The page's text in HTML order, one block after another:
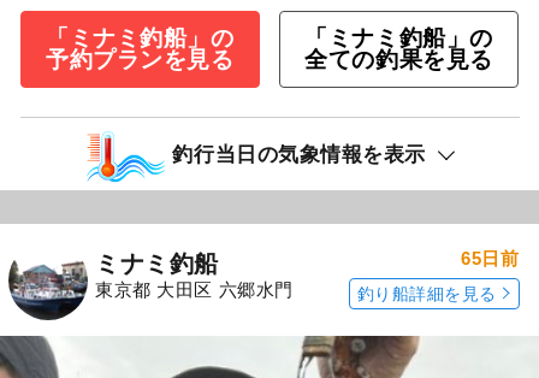
「ミナミ釣船」の
予約プランを見る
「ミナミ釣船」の
全ての釣果を見る
釣行当日の気象情報を表示
ミナミ釣船
東京都 大田区 六郷水門
65日前
釣り船詳細を見る